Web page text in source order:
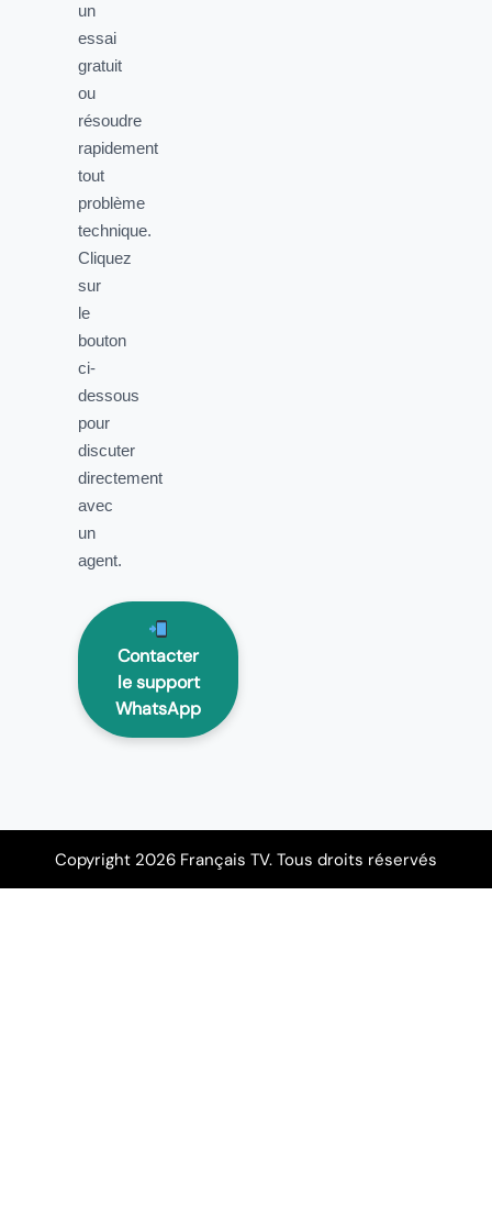
un
essai
gratuit
ou
résoudre
rapidement
tout
problème
technique.
Cliquez
sur
le
bouton
ci-
dessous
pour
discuter
directement
avec
un
agent.
Contacter
le support
WhatsApp
Copyright 2026 Français TV. Tous droits réservés